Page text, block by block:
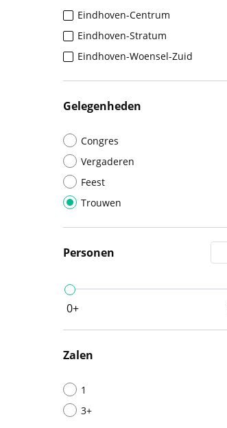
Eindhoven-Centrum
Eindhoven-Stratum
Eindhoven-Woensel-Zuid
Gelegenheden
Congres
Vergaderen
Feest
Trouwen
Personen
0+
Zalen
1
3+